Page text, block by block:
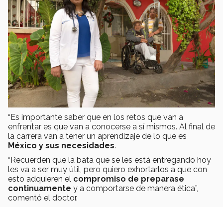
“Es importante saber que en los retos que van a
enfrentar es que van a conocerse a sí mismos. Al final de
la carrera van a tener un aprendizaje de lo que es
México y sus necesidades.
“Recuerden que la bata que se les está entregando hoy
les va a ser muy útil, pero quiero exhortarlos a que con
esto adquieren el compromiso de preparase
continuamente y a comportarse de manera ética”,
comentó el doctor.